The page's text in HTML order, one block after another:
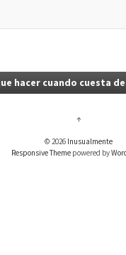
hacer cuando cuesta
↑
© 2026 Inusualmente
Responsive Theme powered by